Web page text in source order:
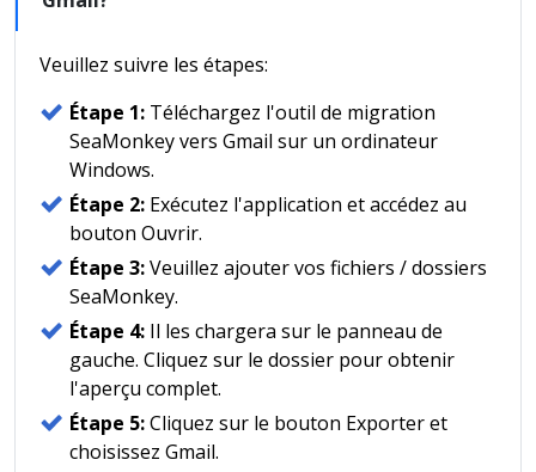
Veuillez suivre les étapes:
Étape 1: Téléchargez l'outil de migration
SeaMonkey vers Gmail sur un ordinateur
Windows.
Étape 2: Exécutez l'application et accédez au
bouton Ouvrir.
Étape 3:Veuillez ajouter vos fichiers / dossiers
SeaMonkey.
Étape 4: Il les chargera sur le panneau de
gauche. Cliquez sur le dossier pour obtenir
l'aperçu complet.
Étape 5:Cliquez sur le bouton Exporter et
choisissez Gmail.